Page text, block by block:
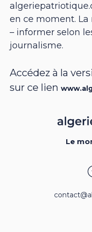
en ce moment.
– informer selon
journalisme.
Accédez à la
sur ce lien
Le